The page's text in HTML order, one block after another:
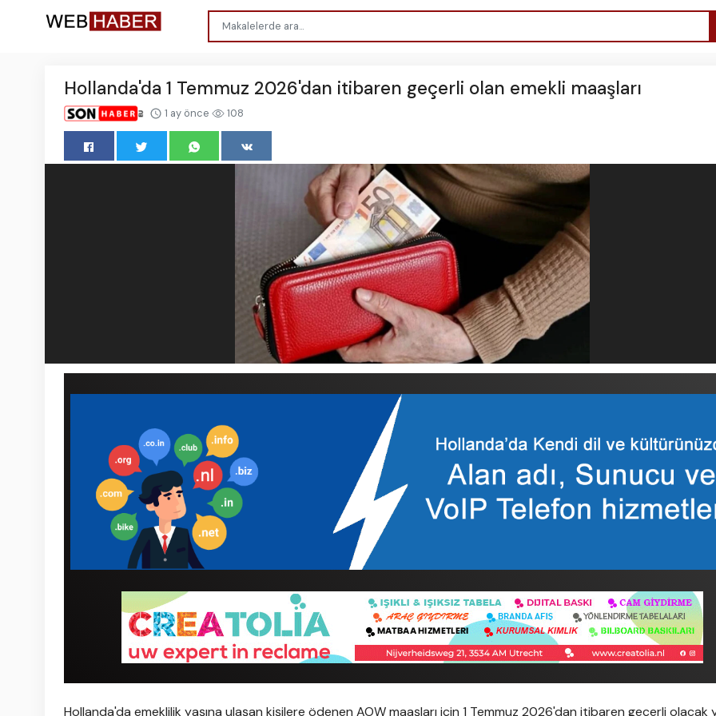
Hollanda'da 1 Temmuz 2026'dan itibaren geçerli olan emekli maaşları
1 ay önce 108
Hollanda'da emeklilik yaşına ulaşan kişilere ödenen AOW maaşları için 1 Temmuz 2026'dan itibaren geçerli olacak